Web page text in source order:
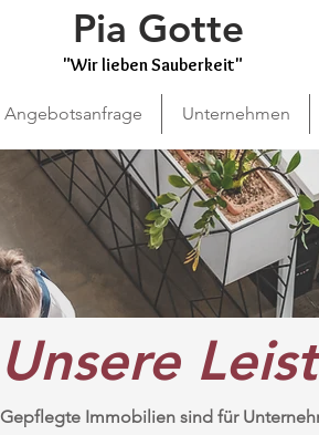
"Wir lieben Sauberkeit"
Pia Gotte
Angebotsanfrage Unternehmen
Unsere
Gepflegte Immobilien sind für